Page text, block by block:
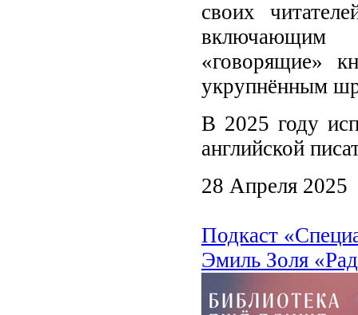
своих
включающим
«говорящие»
укрупнённым
В 2025 году
английской
28 Апреля 2025
Подкаст
Эмиль Золя